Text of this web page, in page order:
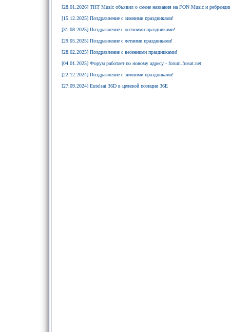
[28.01.2026] ТНТ Music объявил о смене названия на FON Music и
[15.12.2025] Поздравление с зимними праздниками!
[31.08.2025] Поздравление с осенними праздниками!
[29.05.2025] Поздравление с летними праздниками!
[28.02.2025] Поздравление с весенними праздниками!
[04.01.2025] Форум работает по новому адресу - forum.frosat.net
[22.12.2024] Поздравление с зимними праздниками!
[27.09.2024] Eutelsat 36D в целевой позиции 36E